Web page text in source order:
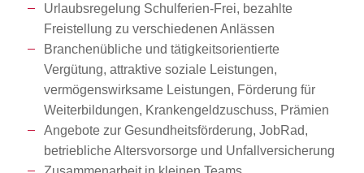
Urlaubsregelung Schulferien-Frei, bezahlte
Freistellung zu verschiedenen Anlässen
Branchenübliche und tätigkeitsorientierte
Vergütung, attraktive soziale Leistungen,
vermögenswirksame Leistungen, Förderung für
Weiterbildungen, Krankengeldzuschuss, Prämien
Angebote zur Gesundheitsförderung, JobRad,
betriebliche Altersvorsorge und Unfallversicherung